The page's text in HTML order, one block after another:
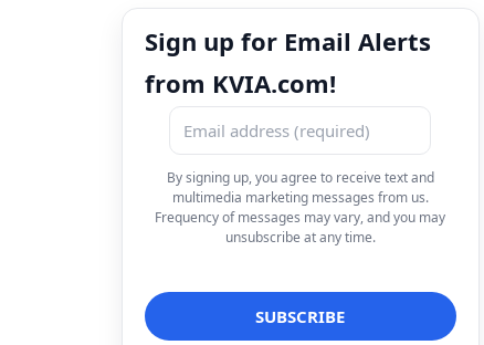
Sign up for Email Alerts
from KVIA.com!
By signing up, you agree to receive text and
multimedia marketing messages from us.
Frequency of messages may vary, and you may
unsubscribe at any time.